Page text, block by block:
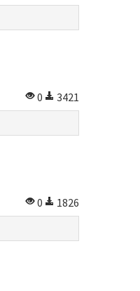
0
3421
0
1826